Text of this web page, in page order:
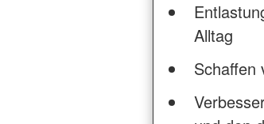
Alltag
Schaffen